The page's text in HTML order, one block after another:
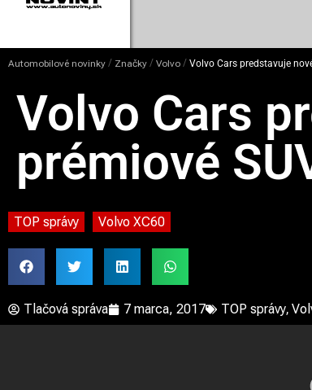
Automobilové novinky / Značky / Volvo / Volvo Cars predstavuje
Volvo Cars
prémiové
TOP správy Volvo XC60
Tlačová správa 7 marca, 2017 TOP správy,